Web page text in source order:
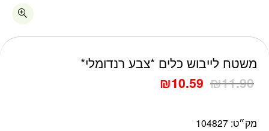
משטח לייבוש כלים *צבע רנדומלי*
₪11.90
₪10.59
מק״ט: 104827
כמות משטח לייבוש כלים *צבע רנדומלי*